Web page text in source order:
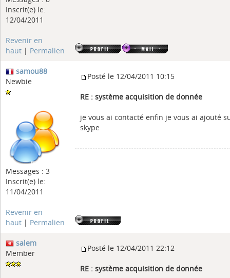
Inscrit(e) le:
12/04/2011
Revenir en
haut | Permalien
samou88
Newbie
Messages : 3
Inscrit(e) le:
11/04/2011
Posté le 12/04/2011 10:15
RE : système acquisition de donnée
je vous ai contacté enfin je vous ai ajouté
skype
Revenir en
haut | Permalien
salem
Member
Posté le 12/04/2011 22:12
RE : système acquisition de donnée